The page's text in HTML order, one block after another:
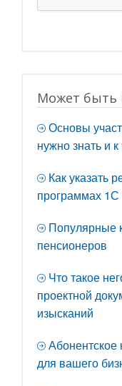
Может быть
Основы
нужно знать и
Как указать
программах 1С
Популярные
пенсионеров
Что такое
проектной
изысканий
для вашего